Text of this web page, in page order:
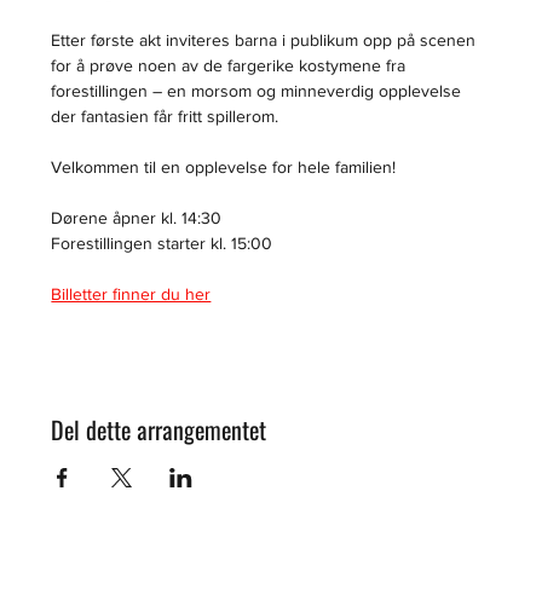
Etter første akt inviteres barna i publikum opp på scenen
for å prøve noen av de fargerike kostymene fra
forestillingen – en morsom og minneverdig opplevelse
der fantasien får fritt spillerom.
Velkommen til en opplevelse for hele familien!
Dørene åpner kl. 14:30
Forestillingen starter kl. 15:00
Billetter finner du her
Del dette arrangementet